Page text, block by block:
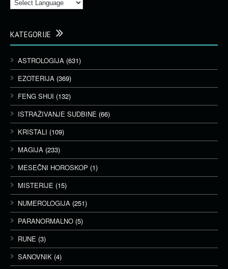
KATEGORIJE
ASTROLOGIJA (631)
EZOTERIJA (369)
FENG SHUI (132)
ISTRAŽIVANJE SUDBINE (66)
KRISTALI (109)
MAGIJA (233)
MESEČNI HOROSKOP (1)
MISTERIJE (15)
NUMEROLOGIJA (251)
PARANORMALNO (5)
RUNE (3)
SANOVNIK (4)